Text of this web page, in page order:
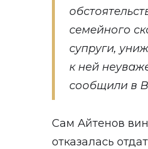
семейного
супруги,
к ней
сообщили в
Сам Айтенов
отказалась